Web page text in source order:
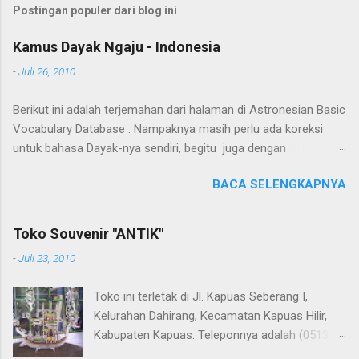
Postingan populer dari blog ini
Kamus Dayak Ngaju - Indonesia
-Juli 26, 2010
Berikut ini adalah terjemahan dari halaman di Astronesian Basic
Vocabulary Database . Nampaknya masih perlu ada koreksi
untuk bahasa Dayak-nya sendiri, begitu juga dengan
Translate . Koreksi bahasa dibantu oleh Dra. Hernawaty, M.Kes.
Untuk koreksi dari halaman ini dapat diberikan pada komentar.
Upaya penerjemahan Kamus Bahasa Dayak - Jerman sedang
Indonesia .
BACA SELENGKAPNYA
Toko Souvenir "ANTIK"
-Juli 23, 2010
Toko ini terletak di Jl. Kapuas Seberang I,
Kelurahan Dahirang, Kecamatan Kapuas Hilir,
Kabupaten Kapuas. Teleponnya adalah (0513)